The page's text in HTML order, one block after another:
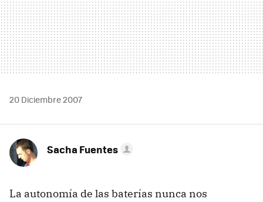
20 Diciembre 2007
Sacha Fuentes
La autonomía de las baterías nunca nos